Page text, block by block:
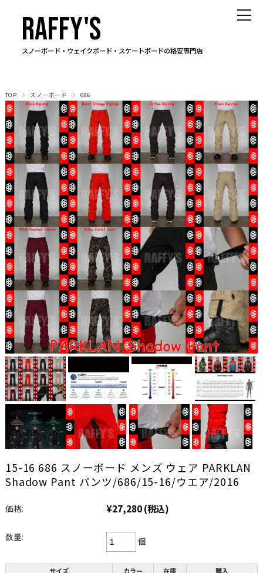
スノーボード・ウェイクボード・スケートボードの格安専門店
RAFFY'S
TOP スノーボード 686
15-16 686 スノーボード メンズ ウェア PARKLAN
Shadow Pant パンツ/686/15-16/ウエア/2016
価格: ¥27,280(税込)
数量: 個
サイズ カラー 在庫 購入